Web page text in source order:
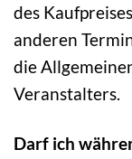
des
anderen
die
Veranstalters.
Darf ich